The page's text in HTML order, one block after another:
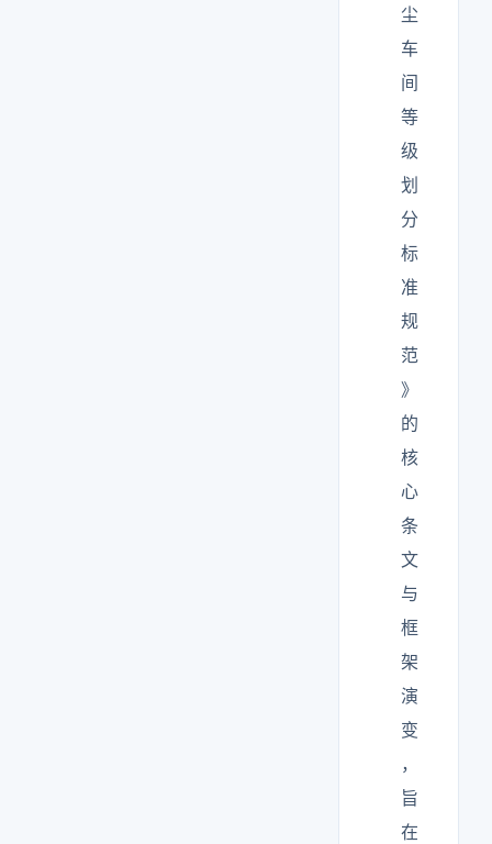
尘
车
间
等
级
划
分
标
准
规
范
》
的
核
心
条
文
与
框
架
演
变
，
旨
在